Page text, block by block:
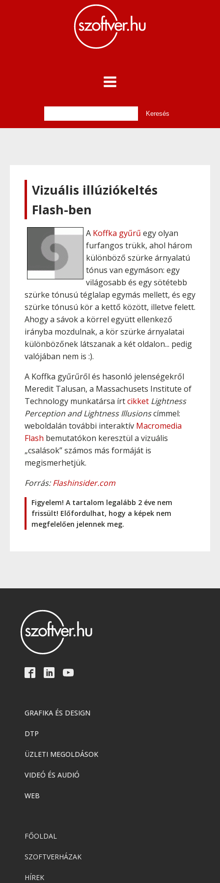
Vizuális illúziókeltés
Flash-ben
A Koffka gyűrű egy olyan
furfangos trükk, ahol három
különböző szürke árnyalatú
tónus van egymáson: egy
világosabb és egy sötétebb
szürke tónusú téglalap egymás mellett, és egy
szürke tónusú kör a kettő között, illetve felett.
Ahogy a sávok a körrel együtt ellenkező
irányba mozdulnak, a kör szürke árnyalatai
különbözőnek látszanak a két oldalon... pedig
valójában nem is :).
A Koffka gyűrűről és hasonló jelenségekről
Meredit Talusan, a Massachusets Institute of
Technology munkatársa írtcikket Lightness
Perception and Lightness Illusionscímmel:
weboldalán további interaktív Macromedia
Flash bemutatókon keresztül a vizuális
„csalások” számos más formáját is
megismerhetjük.
Forrás:Flashinsider.com
Figyelem! A tartalom legalább 2 éve nem
frissült! Előfordulhat, hogy a képek nem
megfelelően jelennek meg.
GRAFIKA ÉS DESIGN
DTP
ÜZLETI MEGOLDÁSOK
VIDEÓ ÉS AUDIÓ
WEB
FŐOLDAL
SZOFTVERHÁZAK
HÍREK